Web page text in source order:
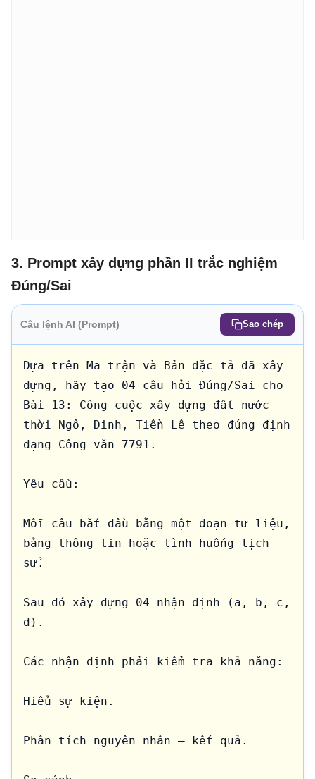
3. Prompt xây dựng phần II trắc nghiệm
Đúng/Sai
Câu lệnh AI (Prompt) Sao chép
Dựa trên Ma trận và Bản đặc tả đã xây
dựng, hãy tạo 04 câu hỏi Đúng/Sai cho
Bài 13: Công cuộc xây dựng đất nước
thời Ngô, Đinh, Tiền Lê theo đúng định
dạng Công văn 7791.
Yêu cầu:
Mỗi câu bắt đầu bằng một đoạn tư liệu,
bảng thông tin hoặc tình huống lịch
sử.
Sau đó xây dựng 04 nhận định (a, b, c,
d).
Các nhận định phải kiểm tra khả năng:
Hiểu sự kiện.
Phân tích nguyên nhân – kết quả.